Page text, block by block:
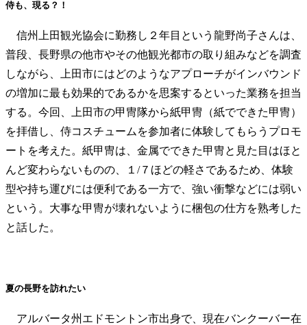
侍も、現る？！
信州上田観光協会に勤務し２年目という龍野尚子さんは、
普段、長野県の他市やその他観光都市の取り組みなどを調査
しながら、上田市にはどのようなアプローチがインバウンド
の増加に最も効果的であるかを思案するといった業務を担当
する。今回、上田市の甲冑隊から紙甲冑（紙でできた甲冑）
を拝借し、侍コスチュームを参加者に体験してもらうプロモ
ートを考えた。紙甲冑は、金属でできた甲冑と見た目はほと
んど変わらないものの、１/７ほどの軽さであるため、体験
型や持ち運びには便利である一方で、強い衝撃などには弱い
という。大事な甲冑が壊れないように梱包の仕方を熟考した
と話した。
夏の長野を訪れたい
アルバータ州エドモントン市出身で、現在バンクーバー在